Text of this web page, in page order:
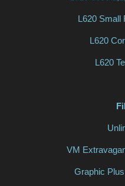
L620 Small
L620
L620
VM
Graphic